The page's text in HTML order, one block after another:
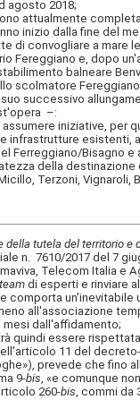
agosto 2018;
attualmente
inizio dalla fine del
convogliare a mare le
Fereggiano e, dopo
balneare
scolmatore
suo successivo
–:
iniziative, per
infrastrutture
Ferreggiano/Bisagno
della destinazione
Terzoni,
della tutela del territorio e
n. 7610/2017 del 7
Telecom Italia
team di esperti e rinviare
un'inevitabile
all'associazione
dall'affidamento;
quindi essere
11 del decreto-
prevede che
9-bis, «e comunque
260-bis, commi da